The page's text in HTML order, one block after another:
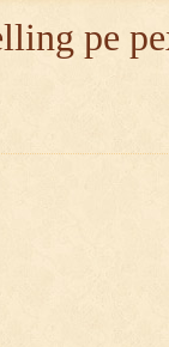
pe